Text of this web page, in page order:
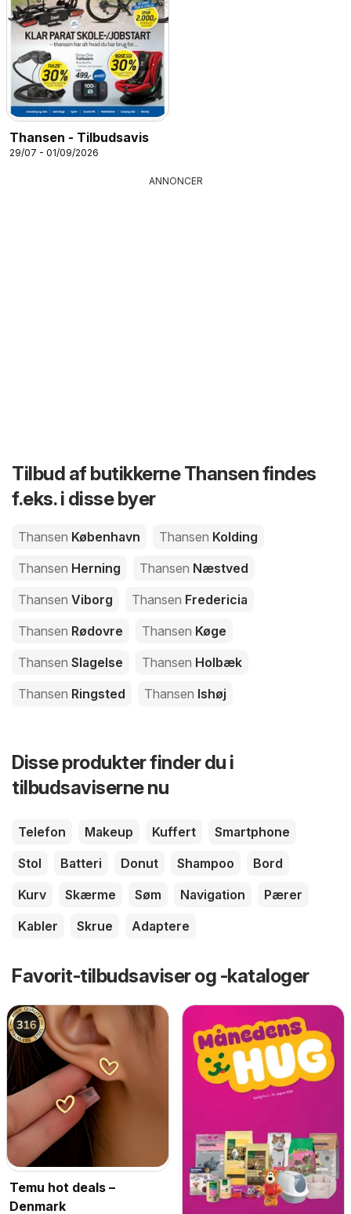
Thansen - Tilbudsavis
29/07 - 01/09/2026
ANNONCER
Tilbud af butikkerne Thansen findes
f.eks. i disse byer
Thansen København Thansen Kolding
Thansen Herning Thansen Næstved
Thansen Viborg Thansen Fredericia
Thansen Rødovre Thansen Køge
Thansen Slagelse Thansen Holbæk
Thansen Ringsted Thansen Ishøj
Disse produkter finder du i
tilbudsaviserne nu
Telefon Makeup Kuffert
Smartphone
Stol
Batteri Donut Shampoo
Bord
Kurv
Skærme Søm Navigation
Pærer
Kabler
Skrue Adaptere
Favorit-tilbudsaviser og -kataloger
Temu hot deals –
Denmark